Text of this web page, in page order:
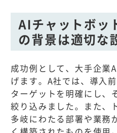
AIチャットボッ
の背景は適切な
成功例として、大手企業
げます。A社では、導入
ターゲットを明確にし、
絞り込みました。また、
多岐にわたる部署や業務